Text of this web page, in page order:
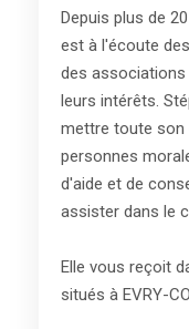
Depuis plus de
est à l'écoute
des
leurs intérêts.
mettre toute son
personnes
d'aide et de
assister dans le
Elle vous reçoit
situés à EVRY-